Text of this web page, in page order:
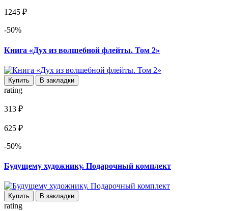
1245 ₽
-50%
Книга «Дух из волшебной флейты. Том 2»
Купить В закладки
rating
313 ₽
625 ₽
-50%
Будущему художнику. Подарочный комплект
Купить В закладки
rating